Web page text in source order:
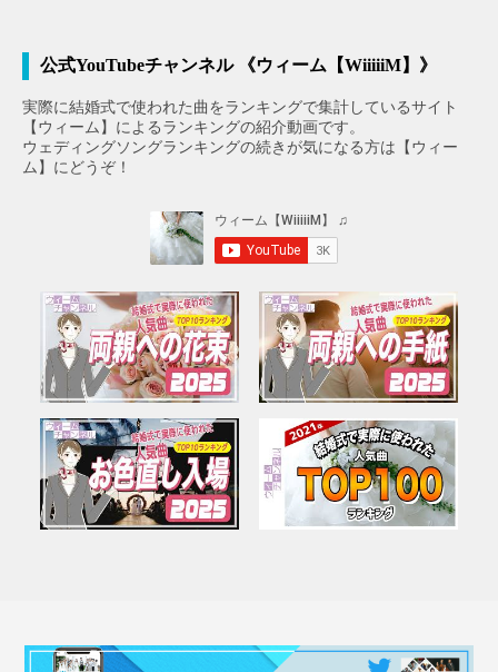
公式YouTubeチャンネル 《ウィーム【WiiiiiM】》
実際に結婚式で使われた曲をランキングで集計しているサイト
【ウィーム】によるランキングの紹介動画です。
ウェディングソングランキングの続きが気になる方は【ウィー
ム】にどうぞ！